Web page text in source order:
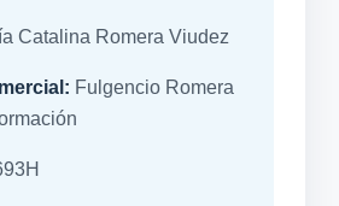
Catalina Romera Viudez
Fulgencio Romera